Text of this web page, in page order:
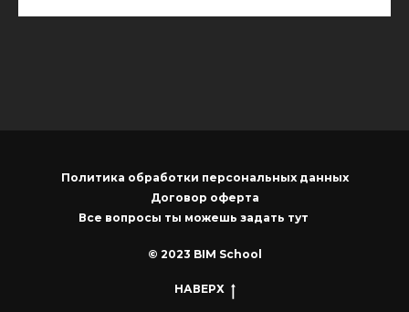
Политика обработки персональных данных
Договор оферта
Все вопросы ты можешь задать тут
© 2023 BIM School
НАВЕРХ